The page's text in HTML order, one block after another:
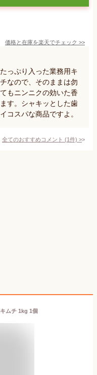
価格と在庫を楽天でチェック >>
っぷり入った業務用キ
なので、そのままは勿
もニンニクの効いた香
す。シャキッとした歯
コスパな商品ですよ。
全てのおすすめコメント (1件) >
ムチ 1kg 1個